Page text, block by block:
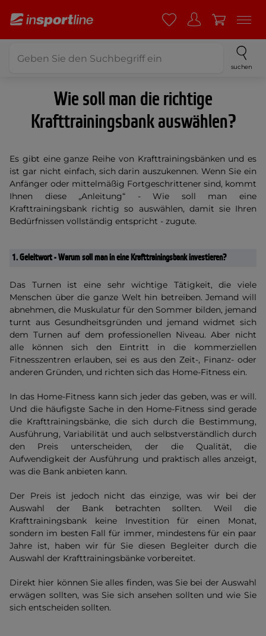
suchen
Wie soll man die richtige
Krafttrainingsbank auswählen?
Es gibt eine ganze Reihe von Krafttrainingsbänken und es
ist gar nicht einfach, sich darin auszukennen. Wenn Sie ein
Anfänger oder mittelmäßig Fortgeschrittener sind, kommt
Ihnen diese „Anleitung“ - Wie soll man eine
Krafttrainingsbank richtig so auswählen, damit sie Ihren
Bedürfnissen vollständig entspricht - zugute.
1.Geleitwort - Warum soll man in eine Krafttrainingsbank investieren?
Das Turnen ist eine sehr wichtige Tätigkeit, die viele
Menschen über die ganze Welt hin betreiben. Jemand will
abnehmen, die Muskulatur für den Sommer bilden, jemand
turnt aus Gesundheitsgründen und jemand widmet sich
dem Turnen auf dem professionellen Niveau. Aber nicht
alle können sich den Eintritt in die kommerziellen
Fitnesszentren erlauben, sei es aus den Zeit-, Finanz- oder
anderen Gründen, und richten sich das Home-Fitness ein.
In das Home-Fitness kann sich jeder das geben, was er will.
Und die häufigste Sache in den Home-Fitness sind gerade
die Krafttrainingsbänke, die sich durch die Bestimmung,
Ausführung, Variabilität und auch selbstverständlich durch
den Preis unterscheiden, der die Qualität, die
Aufwendigkeit der Ausführung und praktisch alles anzeigt,
was die Bank anbieten kann.
Der Preis ist jedoch nicht das einzige, was wir bei der
Auswahl der Bank betrachten sollten. Weil die
Krafttrainingsbank keine Investition für einen Monat,
sondern im besten Fall für immer, mindestens für ein paar
Jahre ist, haben wir für Sie diesen Begleiter durch die
Auswahl der Krafttrainingsbänke vorbereitet.
Direkt hier können Sie alles finden, was Sie bei der Auswahl
erwägen sollten, was Sie sich ansehen sollten und wie Sie
sich entscheiden sollten.